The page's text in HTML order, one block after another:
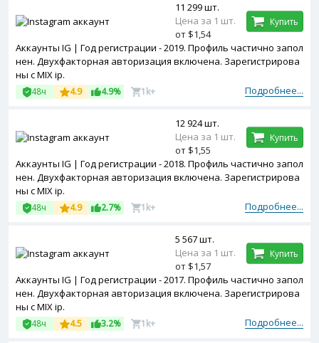
Аккаунты IG | Год регистрации - 2019. Профиль частично запол
нен. Двухфакторная авторизация включена. Зарегистрирова
ны с MIX ip.
Подробнее...
48ч 4.9 4.9% 1k+
11 299 шт.
Цена за 1 шт.
от $1,54
Купить
Аккаунты IG | Год регистрации - 2018. Профиль частично запол
нен. Двухфакторная авторизация включена. Зарегистрирова
ны с MIX ip.
Подробнее...
48ч 4.9 2.7% 1k+
12 924 шт.
Цена за 1 шт.
от $1,55
Купить
Аккаунты IG | Год регистрации - 2017. Профиль частично запол
нен. Двухфакторная авторизация включена. Зарегистрирова
ны с MIX ip.
Подробнее...
48ч 4.5 3.2% 1k+
5 567 шт.
Цена за 1 шт.
от $1,57
Купить